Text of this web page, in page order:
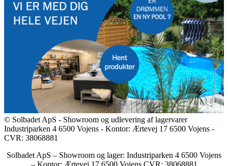
© Solbadet ApS - Showroom og udlevering af lagervarer
Industriparken 4 6500 Vojens - Kontor: Ærtevej 17 6500 Vojens -
CVR: 38068881
Solbadet ApS – Showroom og lager: Industriparken 4 6500 Vojens